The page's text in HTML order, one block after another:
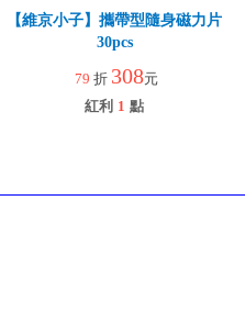
【維京小子】攜帶型隨身磁力片
30pcs
79 折 308元
紅利 1 點